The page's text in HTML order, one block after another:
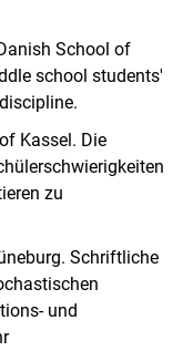
School of
school students'
Kassel. Die
zu
Schriftliche
und